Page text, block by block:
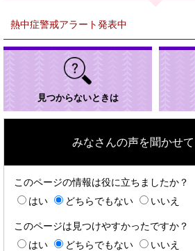
熱中症警戒アラート発表中
見つからないときは
みなさんの声を聞かせ
このページの情報は役に立ちましたか？
はい
どちらでもない いいえ
このページは見つけやすかったですか？
はい
どちらでもない いいえ